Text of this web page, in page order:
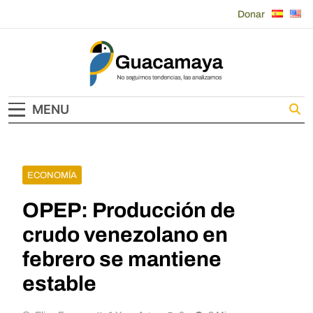
Donar
Guacamaya
MENU
ECONOMÍA
OPEP: Producción de
crudo venezolano en
febrero se mantiene
estable